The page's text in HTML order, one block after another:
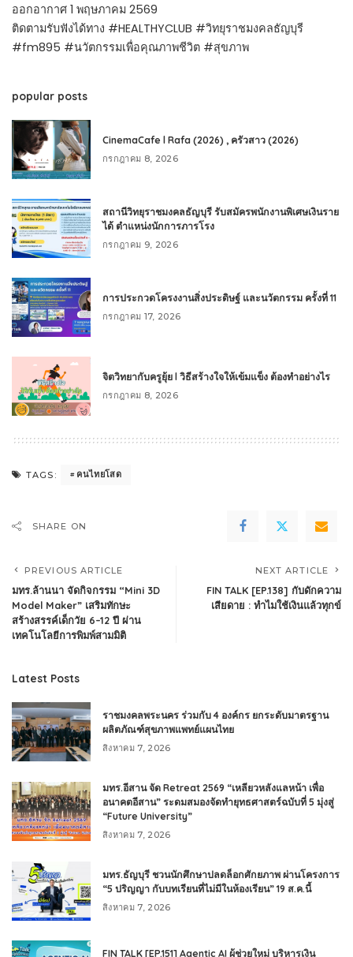
ออกอากาศ 1 พฤษภาคม 2569
ติดตามรับฟังได้ทาง #HEALTHYCLUB #วิทยุราชมงคลธัญบุรี
#fm895 #นวัตกรรมเพื่อคุณภาพชีวิต #สุขภาพ
popular posts
CinemaCafe l Rafa (2026) , ครัวสาว (2026)
กรกฎาคม 8, 2026
สถานีวิทยุราชมงคลธัญบุรี รับสมัครพนักงานพิเศษเงินราย
ได้ ตำแหน่งนักการภารโรง
กรกฎาคม 9, 2026
การประกวดโครงงานสิ่งประดิษฐ์ และนวัตกรรม ครั้งที่ 11
กรกฎาคม 17, 2026
จิตวิทยากับครูยุ้ย l วิธีสร้างใจให้เข้มแข็ง ต้องทำอย่างไร
กรกฎาคม 8, 2026
TAGS: คนไทยโสด
SHARE ON
PREVIOUS ARTICLE
มทร.ล้านนา จัดกิจกรรม “Mini 3D
Model Maker” เสริมทักษะ
สร้างสรรค์เด็กวัย 6–12 ปี ผ่าน
เทคโนโลยีการพิมพ์สามมิติ
NEXT ARTICLE
FIN TALK [EP.138] กับดักความ
เสียดาย : ทำไมใช้เงินแล้วทุกข์
Latest Posts
ราชมงคลพระนคร ร่วมกับ 4 องค์กร ยกระดับมาตรฐาน
ผลิตภัณฑ์สุขภาพแพทย์แผนไทย
สิงหาคม 7, 2026
มทร.อีสาน จัด Retreat 2569 “เหลียวหลังแลหน้า เพื่อ
อนาคตอีสาน” ระดมสมองจัดทำยุทธศาสตร์ฉบับที่ 5 มุ่งสู่
“Future University”
สิงหาคม 7, 2026
มทร.ธัญบุรี ชวนนักศึกษาปลดล็อกศักยภาพ ผ่านโครงการ
“5 ปริญญา กับบทเรียนที่ไม่มีในห้องเรียน” 19 ส.ค.นี้
สิงหาคม 7, 2026
FIN TALK [EP.151] Agentic AI ผู้ช่วยใหม่ บริหารเงิน